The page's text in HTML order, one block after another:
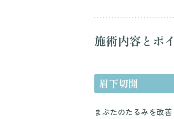
施術内容とポ
眉下切開
まぶたのたるみを改